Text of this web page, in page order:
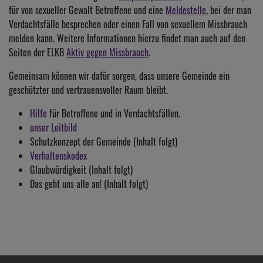
für von sexueller Gewalt Betroffene und eine Meldestelle, bei der man
Verdachtsfälle besprechen oder einen Fall von sexuellem Missbrauch
melden kann. Weitere Informationen hierzu findet man auch auf den
Seiten der ELKBAktiv gegen Missbrauch.
Gemeinsam können wir dafür sorgen, dass unsere Gemeinde ein
geschützter und vertrauensvoller Raum bleibt.
Hilfe für Betroffene und in Verdachtsfällen.
unser Leitbild
Schutzkonzept der Gemeinde (Inhalt folgt)
Verhaltenskodex
Glaubwürdigkeit (Inhalt folgt)
Das geht uns alle an! (Inhalt folgt)